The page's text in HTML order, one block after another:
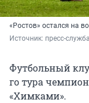
«Ростов» остался на
Источник: пресс-
Футбольный
го тура
«Химками».